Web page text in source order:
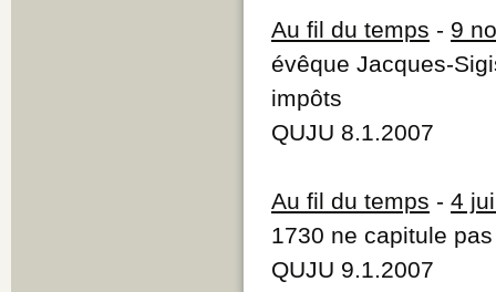
Au fil du temps - 9
évêque Jacques-
impôts
QUJU 8.1.2007
Au fil du temps - 4
1730 ne capitule pas
QUJU 9.1.2007